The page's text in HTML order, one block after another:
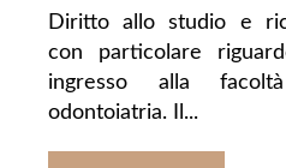
Diritto allo studio e
con particolare
ingresso alla
odontoiatria. Il...